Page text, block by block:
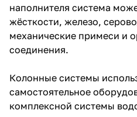
наполнителя система
жёсткости, железо,
механические примеси и
соединения.
Колонные системы
самостоятельное
комплексной системы